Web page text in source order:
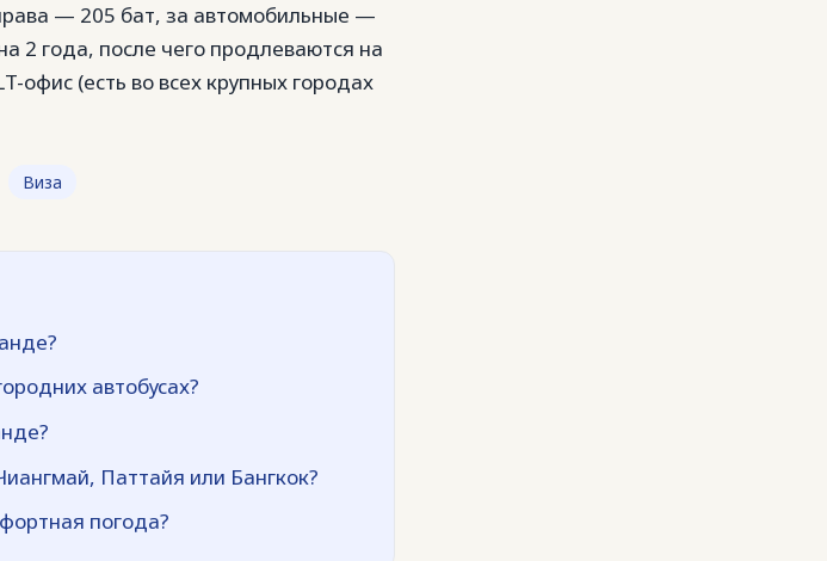
— 205 бат, за автомобильные —
2 года, после чего продлеваются на
офис (есть во всех крупных городах
Виза
автобусах?
Паттайя или Бангкок?
погода?